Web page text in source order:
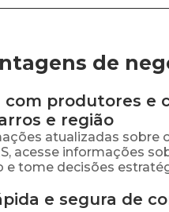
de
com produtores e
e região
atualizadas sobre
, acesse informações
e tome decisões
e segura de